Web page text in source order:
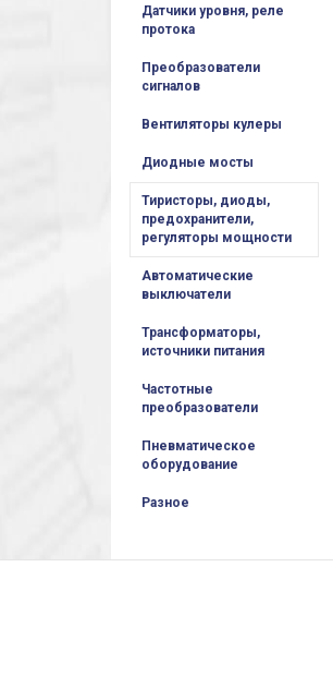
Датчики уровня, реле
протока
Преобразователи
сигналов
Вентиляторы кулеры
Диодные мосты
Тиристоры, диоды,
предохранители,
регуляторы мощности
Автоматические
выключатели
Трансформаторы,
источники питания
Частотные
преобразователи
Пневматическое
оборудование
Разное